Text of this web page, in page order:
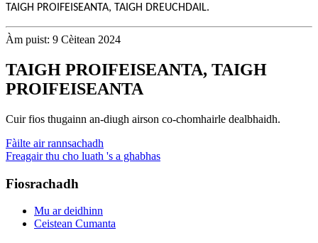
TAIGH PROIFEISEANTA, TAIGH DREUCHDAIL.
Àm puist: 9 Cèitean 2024
TAIGH PROIFEISEANTA, TAIGH
PROIFEISEANTA
Cuir fios thugainn an-diugh airson co-chomhairle dealbhaidh.
Fàilte air rannsachadh
Freagair thu cho luath 's a ghabhas
Fiosrachadh
Mu ar deidhinn
Ceistean Cumanta